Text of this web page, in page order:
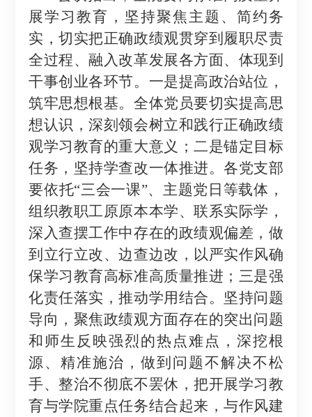
展学习教育， 坚持聚焦主题、简约务
实，切实把正确政绩观贯穿到履职尽责
全过程、融入改革发展各方面、体现到
干事创业各环节。一是提高政治站位，
筑牢思想根基。全体党员要切实提高思
想认识，深刻领会树立和践行正确政绩
观学习教育的重大意义 ；二是锚定目标
任务，坚持学查改一体推进。各党支部
要依托“三会一课”、主题党日等载体，
组织教职工原原本本学、联系实际学，
深入查摆工作中存在的政绩观偏差，做
到立行立改、边查边改，以严实作风确
保学习教育高标准高质量推进；三是强
化责任落实，推动学用结合。 坚持问题
导向，聚焦政绩观方面存在的突出问题
和师生反映强烈的热点难点，深挖根
源、精准施治，做到问题不解决不松
手、整治不彻底不罢休 ，把开展学习教
育与学院重点任务结合起来，与作风建